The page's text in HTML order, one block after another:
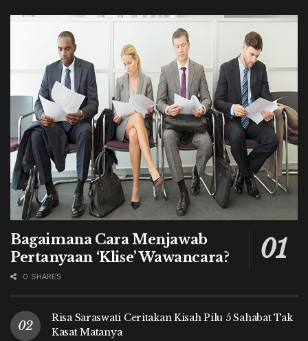
Bagaimana Cara Menjawab
Pertanyaan ‘Klise’ Wawancara?
0 SHARES
Risa Saraswati Ceritakan Kisah Pilu 5 Sahabat Tak
Kasat Matanya